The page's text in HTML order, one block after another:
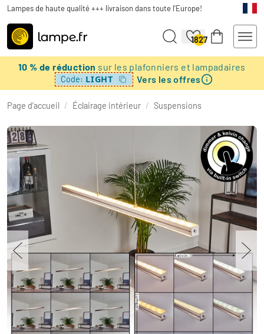
Lampes de haute qualité +++ livraison dans toute l'Europe!
1827
10 % de réduction sur les plafonniers et lampadaires
Code: LIGHT Vers les offres
Page d’accueil / Éclairage intérieur / Suspensions